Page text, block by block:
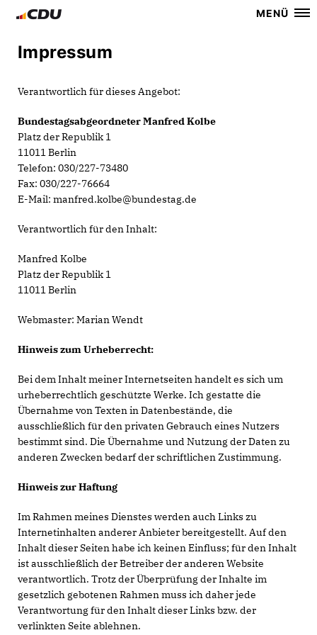
MENÜ
Impressum
Verantwortlich für dieses Angebot:
Bundestagsabgeordneter Manfred Kolbe
Platz der Republik 1
11011 Berlin
Telefon: 030/227-73480
Fax: 030/227-76664
E-Mail: manfred.kolbe@bundestag.de
Verantwortlich für den Inhalt:
Manfred Kolbe
Platz der Republik 1
11011 Berlin
Webmaster: Marian Wendt
Hinweis zum Urheberrecht:
Bei dem Inhalt meiner Internetseiten handelt es sich um
urheberrechtlich geschützte Werke. Ich gestatte die
Übernahme von Texten in Datenbestände, die
ausschließlich für den privaten Gebrauch eines Nutzers
bestimmt sind. Die Übernahme und Nutzung der Daten zu
anderen Zwecken bedarf der schriftlichen Zustimmung.
Hinweis zur Haftung
Im Rahmen meines Dienstes werden auch Links zu
Internetinhalten anderer Anbieter bereitgestellt. Auf den
Inhalt dieser Seiten habe ich keinen Einfluss; für den Inhalt
ist ausschließlich der Betreiber der anderen Website
verantwortlich. Trotz der Überprüfung der Inhalte im
gesetzlich gebotenen Rahmen muss ich daher jede
Verantwortung für den Inhalt dieser Links bzw. der
verlinkten Seite ablehnen.